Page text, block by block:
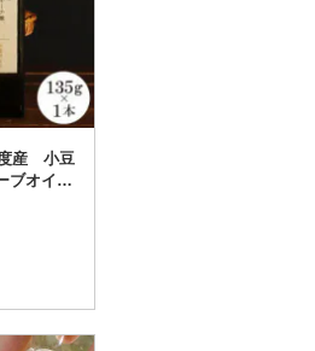
ップ申請
度産 小豆
ブオイル